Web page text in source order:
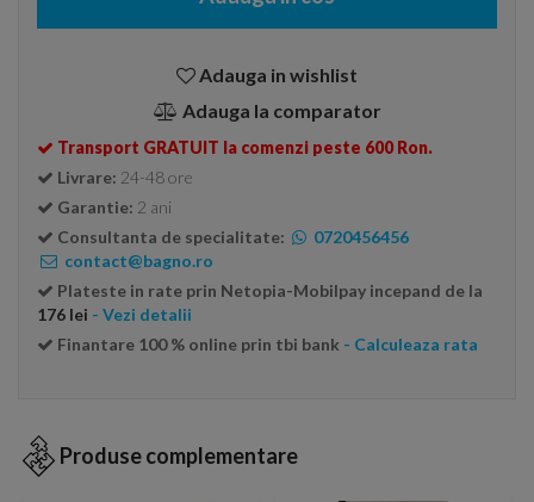
Adauga in wishlist
Adauga la comparator
Transport GRATUIT la comenzi peste 600 Ron.
Livrare: 24-48 ore
Garantie: 2 ani
Consultanta de specialitate:
0720456456
contact@bagno.ro
Plateste in rate prin Netopia-Mobilpay incepand de la
176 lei - Vezi detalii
Finantare 100 % online prin tbi bank - Calculeaza rata
Produse complementare